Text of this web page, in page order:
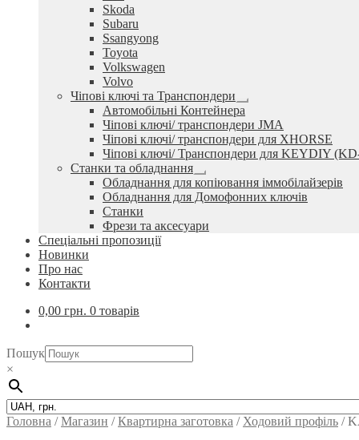
Skoda
Subaru
Ssangyong
Toyota
Volkswagen
Volvo
Чіпові ключі та Транспондери
Розгорнуте
вкладене
меню
Автомобільні Контейнера
Чіпові ключі/ транспондери JMA
Чіпові ключі/ транспондери для XHORSE
Чіпові ключі/ Транспондери для KEYDIY
Станки та обладнання
Розгорнуте
вкладене
меню
Обладнання для копіювання іммобілайзерів
Обладнання для Домофонних ключів
Станки
Фрези та аксесуари
Спеціальні пропозиції
Новинки
Про нас
Контакти
0,00 грн. 0 товарів
Пошук
×
Головна /Магазин /Квартирна заготовка / Ходовий профіль /